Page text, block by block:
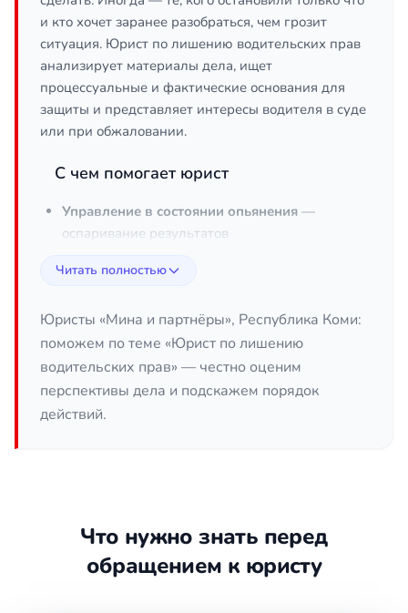
и кто хочет заранее разобраться, чем грозит
ситуация. Юрист по лишению водительских прав
анализирует материалы дела, ищет
процессуальные и фактические основания для
защиты и представляет интересы водителя в суде
или при обжаловании.
С чем помогает юрист
Управление в состоянии опьянения —
оспаривание результатов
проведении, ошибок в протоколе.
освидетельствования— проверка
законности требования инспектора и
соблюдения процедуры направления.
Превышение скорости на 60 км/ч и более
— анализ данных с камер, точности
оценка дорожной разметки, знаков,
условий видимости и фиксации
нарушения.
Читать полностью
Юристы «Мина и партнёры», Республика Коми:
поможем по теме «Юрист по лишению
водительских прав» — честно оценим
перспективы дела и подскажем порядок
действий.
Что нужно знать перед
обращением к юристу